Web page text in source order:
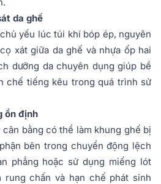
da ghế
yếu lúc túi khí bóp ép, nguyên
xát giữa da ghế và nhựa ốp hai
dưỡng da chuyên dụng giúp bề
chế tiếng kêu trong quá trình sử
ổn định
bằng có thể làm khung ghế bị
bên trong chuyển động lệch
phẳng hoặc sử dụng miếng lót
rung chấn và hạn chế phát sinh